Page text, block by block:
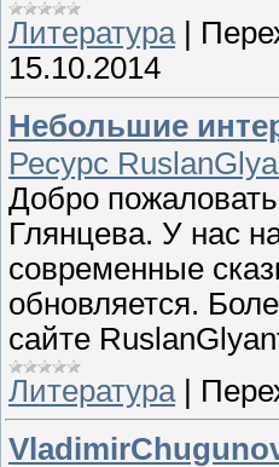
Литература|
15.10.2014
Небольшие
Ресурс
Добро
Глянцева. У нас
современные
обновляется.
сайте
Литература|